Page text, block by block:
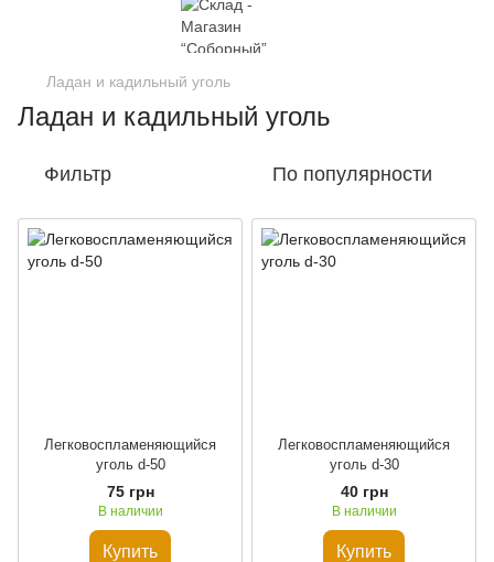
Ладан и кадильный уголь
Ладан и кадильный уголь
Фильтр По популярности
Легковоспламеняющийся
уголь d-50
75 грн
В наличии
Купить
Легковоспламеняющийся
уголь d-30
40 грн
В наличии
Купить